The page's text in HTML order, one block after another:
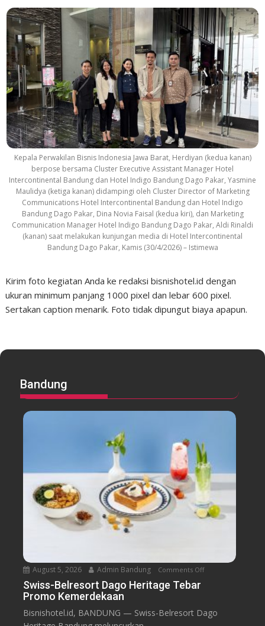
Kepala Perwakilan Bisnis Indonesia Jawa Barat, Herdiyan (kedua kanan)
berpose bersama Cluster Executive Assistant Manager Hotel
Intercontinental Bandung dan Hotel Indigo Bandung Dago Pakar, Yasmine
Maulidya (ketiga kanan) didampingi oleh Cluster Director of Marketing
Communications Hotel Intercontinental Bandung dan Hotel Indigo
Bandung Dago Pakar, Dina Novia Faisal (kedua kiri), dan Marketing
Communication Manager Hotel Indigo Bandung Dago Pakar, Aldi Rinaldi
(kanan) saat melakukan kunjungan media di Hotel Intercontinental
Bandung Dago Pakar, Kamis (30/4/2026) – Istimewa
Kirim foto kegiatan Anda ke redaksi bisnishotel.id dengan
ukuran minimum panjang 1000 pixel dan lebar 600 pixel.
Sertakan caption menarik. Foto tidak dipungut biaya apapun.
Bandung
August 5, 2026 Admin Bandung Comments Offo
Swiss-Belresort Dago Heritage Tebar
Promo Kemerdekaan
Bisnishotel.id, BANDUNG — Swiss-Belresort Dago